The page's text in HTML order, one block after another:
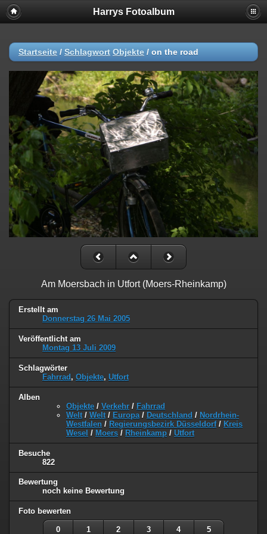
Harrys Fotoalbum
Startseite / Schlagwort Objekte / on the road
Am Moersbach in Utfort (Moers-Rheinkamp)
Erstellt am
Donnerstag 26 Mai 2005
Veröffentlicht am
Montag 13 Juli 2009
Schlagwörter
Fahrrad , Objekte, Utfort
Alben
Objekte / Verkehr / Fahrrad
Welt / Welt / Europa / Deutschland / Nordrhein-
Westfalen / Regierungsbezirk Düsseldorf/ Kreis
Wesel / Moers / Rheinkamp / Utfort
Besuche
822
Bewertung
noch keine Bewertung
Foto bewerten
0 1 2 3 4 5